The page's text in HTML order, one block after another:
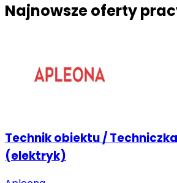
Najnowsze oferty
Technik obiektu /
(elektryk)